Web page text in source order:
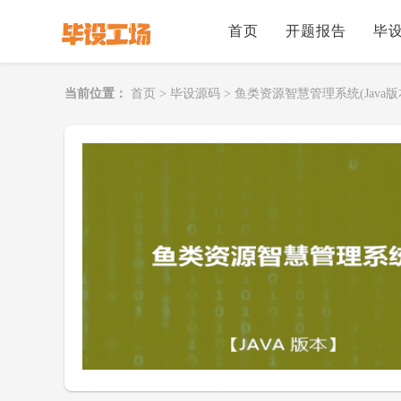
首页 开题报告 毕
当前位置： 首页 > 毕设源码 > 鱼类资源智慧管理系统(Java